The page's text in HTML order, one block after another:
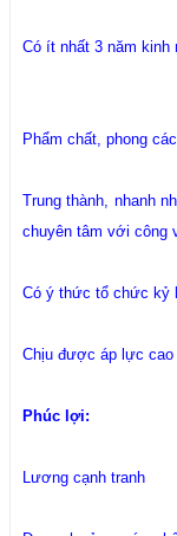
Có ít nhất 3 năm kinh
Phẩm chất, phong
Trung thành, nhanh
chuyên tâm với công
Có ý thức tổ chức kỷ
Chịu được áp lực cao
Phúc lợi:
Lương cạnh tranh